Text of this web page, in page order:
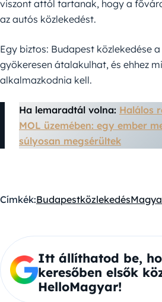
viszont attól tartanak, hogy a
az autós közlekedést.
Egy biztos: Budapest közlekedése
gyökeresen átalakulhat, és ehhez
alkalmazkodnia kell.
Ha lemaradtál volna: Halálos
MOL üzemében: egy ember
súlyosan megsérültek
Címkék:Budapestközlekedés
Itt állíthatod be,
keresőben elsők
HelloMagyar!